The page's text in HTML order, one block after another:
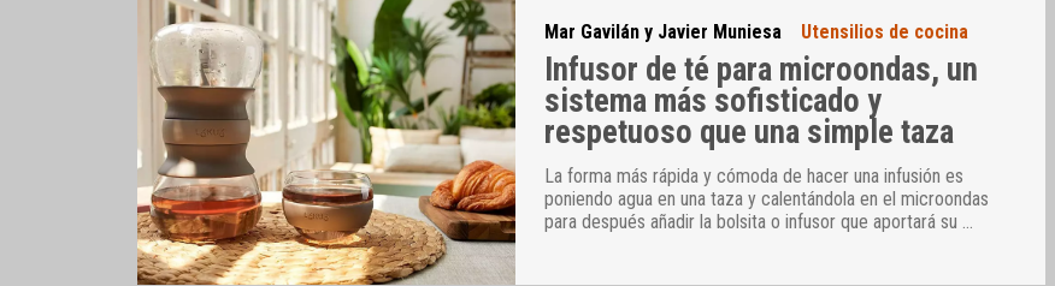
Mar Gavilán y Javier Muniesa Utensilios de cocina
Infusor de té para microondas, un
sistema más sofisticado y
respetuoso que una simple taza
La forma más rápida y cómoda de hacer una infusión es
poniendo agua en una taza y calentándola en el microondas
para después añadir la bolsita o infusor que aportará su …